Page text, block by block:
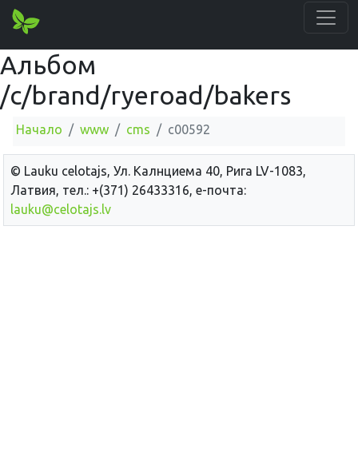
Альбом
/c/brand/ryeroad/bakers
Начало www cms c00592
© Lauku сelotajs, Ул. Калнциема 40, Рига LV-1083,
Латвия, тел.: +(371) 26433316, е-почта:
lauku@celotajs.lv